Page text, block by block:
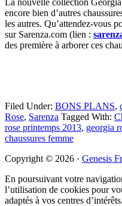
encore bien d’autres
les autres. Qu’attendez-vous
sur Sarenza.com (lien :
des première à arborer ces
Filed Under: BONS PLANS,
Rose, Sarenza Tagged With:
rose printemps 2013, georgia
chaussures femme
Primary
Sidebar
Copyright © 2026 · Genesis
En poursuivant votre
l’utilisation de cookies pour
adaptés à vos centres d’intérêts.